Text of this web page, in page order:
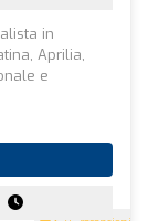
in
Aprilia,
e